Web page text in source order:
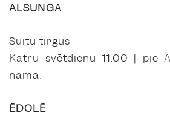
ALSUNGA
Suitu tirgus
Katru svētdienu 11.00 | pie
nama.
ĒDOLĒ